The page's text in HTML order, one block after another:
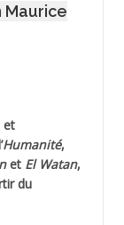
Maurice
et
Humanité,
et El Watan,
du